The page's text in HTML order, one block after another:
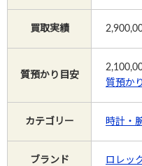
電話で相談する
買取実績
質預かり目安
質預か
カテゴリー 時計・
ブランド ロレッ